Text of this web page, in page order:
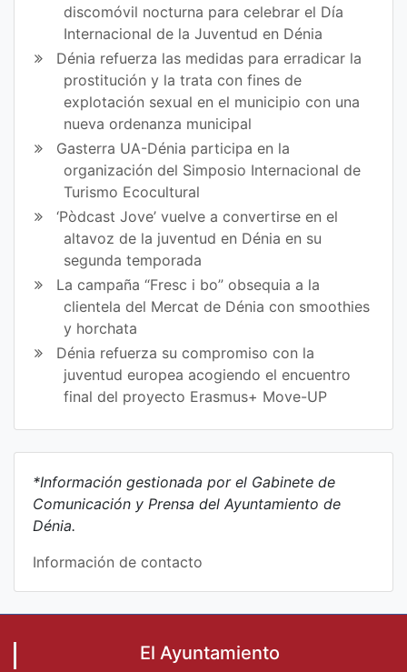
discomóvil nocturna para celebrar el Día
Internacional de la Juventud en Dénia
Dénia refuerza las medidas para erradicar la
prostitución y la trata con fines de
explotación sexual en el municipio con una
nueva ordenanza municipal
Gasterra UA-Dénia participa en la
organización del Simposio Internacional de
Turismo Ecocultural
‘Pòdcast Jove’ vuelve a convertirse en el
altavoz de la juventud en Dénia en su
segunda temporada
La campaña “Fresc i bo” obsequia a la
clientela del Mercat de Dénia con smoothies
y horchata
Dénia refuerza su compromiso con la
juventud europea acogiendo el encuentro
final del proyecto Erasmus+ Move-UP
*Información gestionada por el Gabinete de
Comunicación y Prensa del Ayuntamiento de
Dénia.
Información de contacto
El Ayuntamiento